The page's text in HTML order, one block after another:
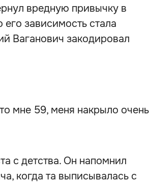
вредную привычку в
зависимость стала
Ваганович закодировал
мне 59, меня накрыло очень
с детства. Он напомнил
когда та выписывалась с